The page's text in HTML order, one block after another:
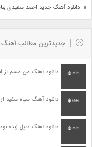
دانلود آهنگ جدید احمد سعیدی
جدیدترین مطالب آهنگ
دانلود آهنگ من مسم از
دانلود آهنگ سیاه سفید
دانلود آهنگ دلیل زنده